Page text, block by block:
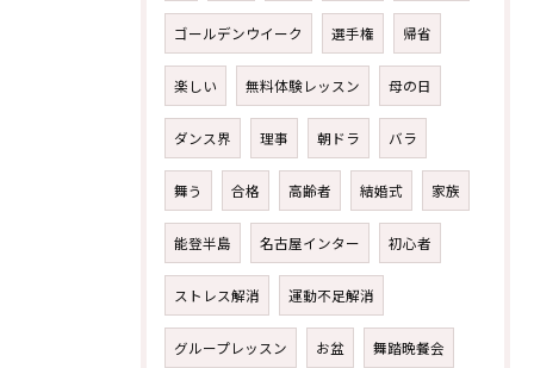
ゴールデンウイーク 選手権 帰省
楽しい 無料体験レッスン 母の日
ダンス界 理事 朝ドラ バラ
舞う 合格 高齢者 結婚式 家族
能登半島 名古屋インター 初心者
ストレス解消 運動不足解消
グループレッスン お盆 舞踏晩餐会